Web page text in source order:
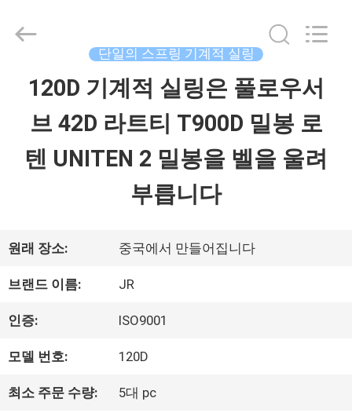
동
영
상
우
리
International
Reserved.
단일의 스프링 기계적 실링
120D 기계적 실링은 풀로우서
브 42D 라트티 T900D 밀봉 로
텐 UNITEN 2 밀봉을 벨을 울려
부릅니다
원래 장소: 중국에서 만들어집니다
브랜드 이름: JR
인증: ISO9001
모델 번호: 120D
최소 주문 수량: 5대 pc